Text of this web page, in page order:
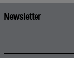
Newsletter